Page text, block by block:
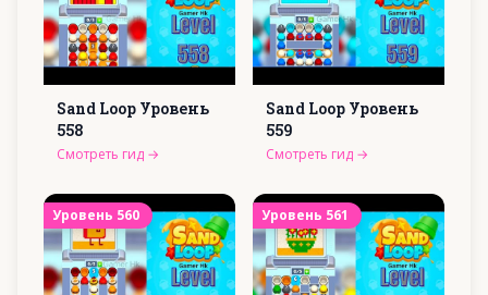
Sand Loop Уровень
558
Смотреть гид →
Sand Loop Уровень
559
Смотреть гид →
Уровень 560 Уровень 561